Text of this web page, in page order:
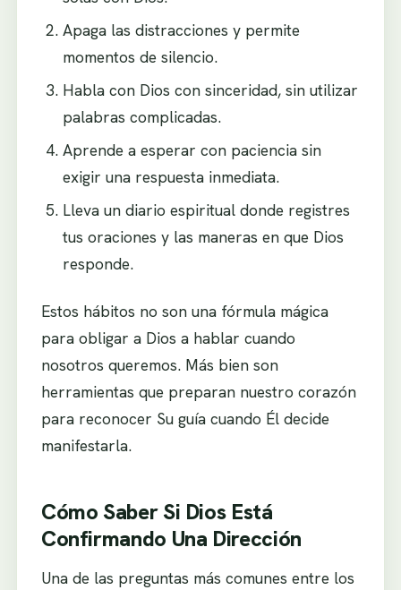
Apaga las distracciones y permite
momentos de silencio.
Habla con Dios con sinceridad, sin utilizar
palabras complicadas.
Aprende a esperar con paciencia sin
exigir una respuesta inmediata.
Lleva un diario espiritual donde registres
tus oraciones y las maneras en que Dios
responde.
Estos hábitos no son una fórmula mágica
para obligar a Dios a hablar cuando
nosotros queremos. Más bien son
herramientas que preparan nuestro corazón
para reconocer Su guía cuando Él decide
manifestarla.
Cómo Saber Si Dios Está
Confirmando Una Dirección
Una de las preguntas más comunes entre los